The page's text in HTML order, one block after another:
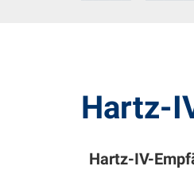
Hartz-
Hartz-IV-